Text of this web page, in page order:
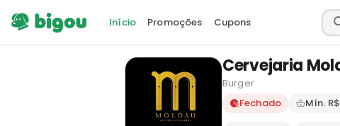
Início Promoções Cupons
Cervejaria
Burger
Delivery em
Fechado Mín.